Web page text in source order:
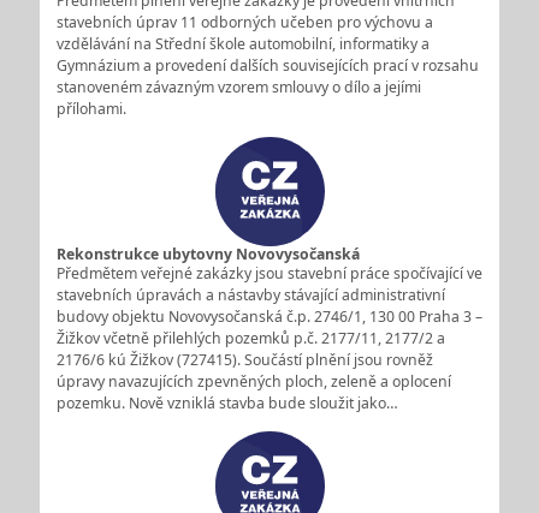
stavebních úprav 11 odborných učeben pro výchovu a
vzdělávání na Střední škole automobilní, informatiky a
Gymnázium a provedení dalších souvisejících prací v rozsahu
stanoveném závazným vzorem smlouvy o dílo a jejími
přílohami.
Rekonstrukce ubytovny Novovysočanská
Předmětem veřejné zakázky jsou stavební práce spočívající ve
stavebních úpravách a nástavby stávající administrativní
budovy objektu Novovysočanská č.p. 2746/1, 130 00 Praha 3 –
Žižkov včetně přilehlých pozemků p.č. 2177/11, 2177/2 a
2176/6 kú Žižkov (727415). Součástí plnění jsou rovněž
úpravy navazujících zpevněných ploch, zeleně a oplocení
pozemku. Nově vzniklá stavba bude sloužit jako…